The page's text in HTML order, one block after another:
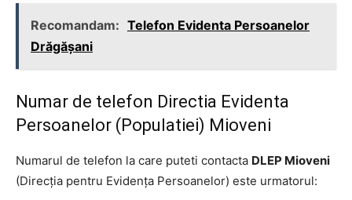
Recomandam: Telefon Evidenta Persoanelor
Drăgășani
Numar de telefon Directia Evidenta
Persoanelor (Populatiei) Mioveni
Numarul de telefon la care puteti contacta DLEP Mioveni
(Direcţia pentru Evidenţa Persoanelor) este urmatorul: